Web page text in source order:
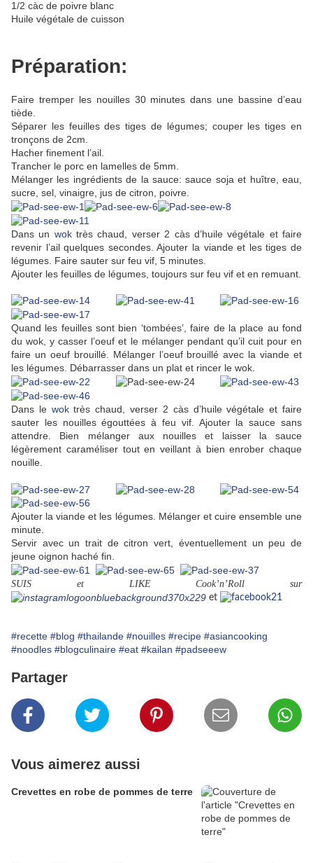
1/2 càc de poivre blanc
Huile végétale de cuisson
Préparation:
Faire tremper les nouilles 30 minutes dans une bassine d’eau
tiède.
Séparer les feuilles des tiges de légumes; couper les tiges en
tronçons de 2cm.
Hacher finement l’ail.
Trancher le porc en lamelles de 5mm.
Mélanger les ingrédients de la sauce: sauce soja et huître, eau,
sucre, sel, vinaigre, jus de citron, poivre.
Dans un woktrès chaud, verser 2 càs d’huile végétale et faire
revenir l’ail quelques secondes. Ajouter la viande et les tiges de
légumes. Faire sauter sur feu vif, 5 minutes.
Ajouter les feuilles de légumes, toujours sur feu vif et en remuant.
Quand les feuilles sont bien ‘tombées’, faire de la place au fond
du wok, y casser l’oeuf et le mélanger pendant qu’il cuit pour en
faire un oeuf brouillé. Mélanger l’oeuf brouillé avec la viande et
les légumes. Débarrasser dans un plat et rincer le wok.
Dans le woktrès chaud, verser 2 càs d’huile végétale et faire
sauter les nouilles égouttées à feu vif. Ajouter la sauce sans
attendre. Bien mélanger aux nouilles et laisser la sauce
légèrement caraméliser tout en veillant à bien enrober chaque
nouille.
Ajouter la viande et les légumes. Mélanger et cuire ensemble une
minute.
Servir avec un trait de citron vert, éventuellement un peu de
jeune oignon haché fin.
SUIS et LIKE Cook’n’Roll sur
et
#recette #blog #thailande #nouilles #recipe #asiancooking
#noodles #blogculinaire #eat #kailan #padseeew
Partager
Vous aimerez aussi
Crevettes en robe de pommes de terre